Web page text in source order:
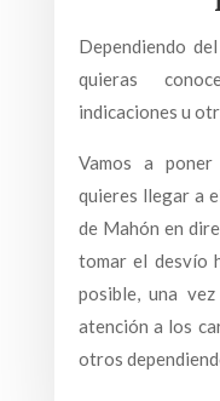
Dependiendo
quieras
indicaciones u
Vamos a
quieres llegar a
de Mahón en
tomar el desvío
posible, una
atención a los
otros